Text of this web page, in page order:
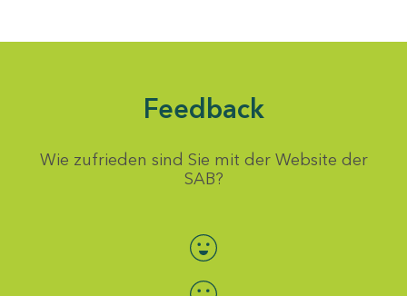
Feedback
Wie zufrieden sind Sie mit der Website der
SAB?
Bewertung auswählen